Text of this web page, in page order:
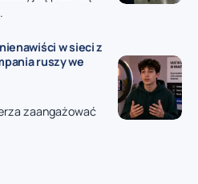
w sieci z
ruszy we
zaangażować